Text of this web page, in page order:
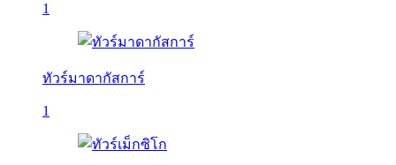
1
ทัวร์มาดากัสการ์
1